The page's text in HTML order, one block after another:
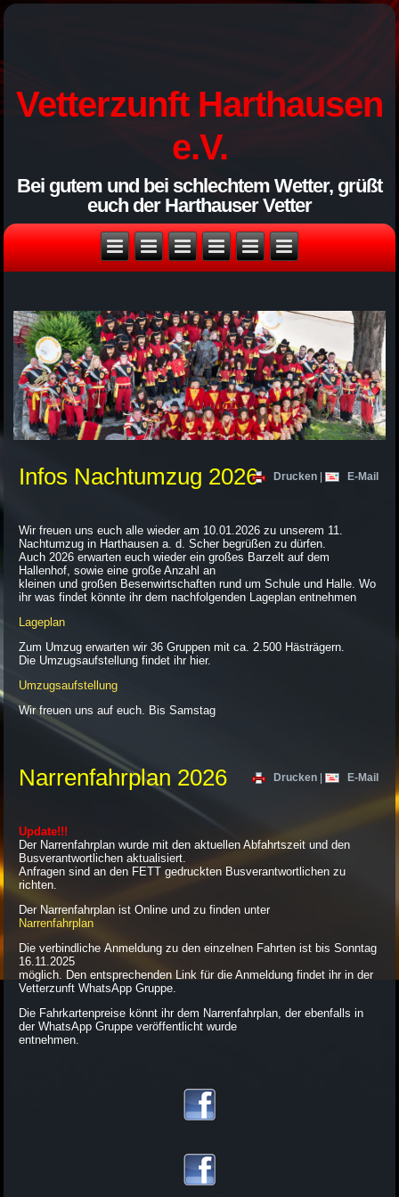
Vetterzunft Harthausen
e.V.
Bei gutem und bei schlechtem Wetter, grüßt
euch der Harthauser Vetter
Infos Nachtumzug 2026 Drucken | E-Mail
Wir freuen uns euch alle wieder am 10.01.2026 zu unserem 11.
Nachtumzug in Harthausen a. d. Scher begrüßen zu dürfen.
Auch 2026 erwarten euch wieder ein großes Barzelt auf dem
Hallenhof, sowie eine große Anzahl an
kleinen und großen Besenwirtschaften rund um Schule und Halle. Wo
ihr was findet könnte ihr dem nachfolgenden Lageplan entnehmen
Lageplan
Zum Umzug erwarten wir 36 Gruppen mit ca. 2.500 Hästrägern.
Die Umzugsaufstellung findet ihr hier.
Umzugsaufstellung
Wir freuen uns auf euch. Bis Samstag
Narrenfahrplan 2026 Drucken | E-Mail
Update!!!
Der Narrenfahrplan wurde mit den aktuellen Abfahrtszeit und den
Busverantwortlichen aktualisiert.
Anfragen sind an den FETT gedruckten Busverantwortlichen zu
richten.
Der Narrenfahrplan ist Online und zu finden unter
Narrenfahrplan
Die verbindliche Anmeldung zu den einzelnen Fahrten ist bis Sonntag
16.11.2025
möglich. Den entsprechenden Link für die Anmeldung findet ihr in der
Vetterzunft WhatsApp Gruppe.
Die Fahrkartenpreise könnt ihr dem Narrenfahrplan, der ebenfalls in
der WhatsApp Gruppe veröffentlicht wurde
entnehmen.